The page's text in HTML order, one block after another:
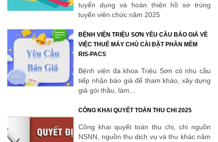
tuyển dụng và hoàn thiện hồ sơ trúng
tuyển viên chức năm 2025
BỆNH VIỆN TRIỆU SƠN YÊU CẦU BÁO GIÁ VỀ
VIỆC THUÊ MÁY CHỦ CÀI ĐẶT PHẦN MỀM
RIS-PACS
Bệnh viện đa khoa Triệu Sơn có nhu cầu
tiếp nhận báo giá để tham khảo, xây dựng
giá gói thầu, làm...
CÔNG KHAI QUYẾT TOÁN THU CHI 2025
Công khai quyết toán thu chi, chi nguồn
NSNN, nguồn thu dịch vụ và thu khác năm